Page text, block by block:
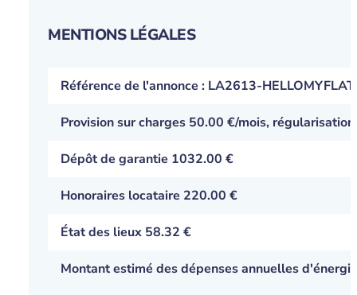
MENTIONS LÉGALES
Référence de l'annonce : LA2613-HELLOMYFLAT
Provision sur charges 50.00 €/mois,
Dépôt de garantie 1032.00 €
Honoraires locataire 220.00 €
État des lieux 58.32 €
Montant estimé des dépenses annuelles